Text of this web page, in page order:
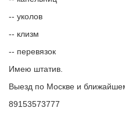
-- уколов
-- клизм
-- перевязок
Имею штатив.
Выезд по Москве и
89153573777